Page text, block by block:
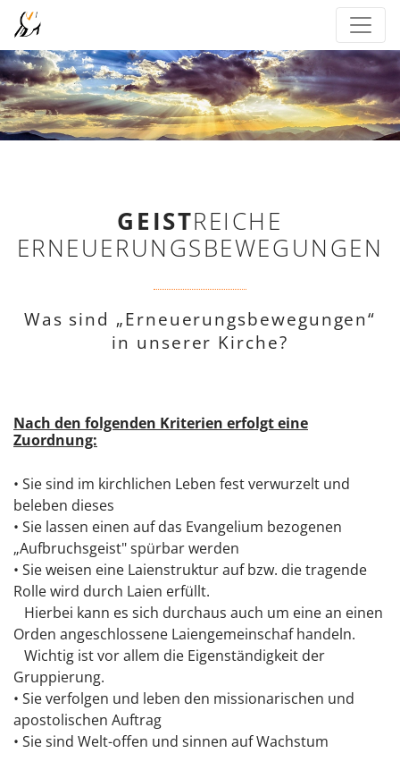
GEISTREICHE
ERNEUERUNGSBEWEGUNGEN
Was sind „Erneuerungsbewegungen“
in unserer Kirche?
Nach den folgenden Kriterien erfolgt eine
Zuordnung:
• Sie sind im kirchlichen Leben fest verwurzelt und
beleben dieses
• Sie lassen einen auf das Evangelium bezogenen
„Aufbruchsgeist" spürbar werden
• Sie weisen eine Laienstruktur auf bzw. die tragende
Rolle wird durch Laien erfüllt.
Hierbei kann es sich durchaus auch um eine an einen
Orden angeschlossene Laiengemeinschaf handeln.
Wichtig ist vor allem die Eigenständigkeit der
Gruppierung.
• Sie verfolgen und leben den missionarischen und
apostolischen Auftrag
• Sie sind Welt-offen und sinnen auf Wachstum